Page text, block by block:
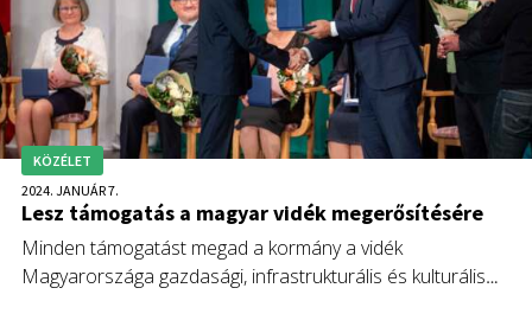
KÖZÉLET
2024. JANUÁR 7.
Lesz támogatás a magyar vidék megerősítésére
Minden támogatást megad a kormány a vidék
Magyarországa gazdasági, infrastrukturális és kulturális